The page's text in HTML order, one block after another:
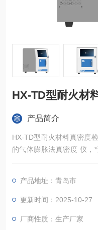
HX-TD型耐火材
产品简介
HX-TD型耐火材料真密度
的气体膨胀法真密度 仪，
仪器更广，能准确测定粉
校、研究机构、企业的材
源、新材料、环保 、矿产
产品地址：青岛市
更新时间：2025-10-27
厂商性质：生产厂家